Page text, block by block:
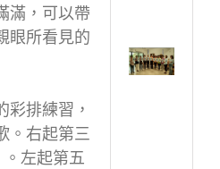
滿，可以帶
眼所看見的
彩排練習，
。右起第三
左起第五